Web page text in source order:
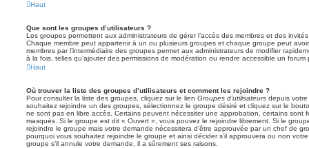
Haut
Que sont les groupes d’utilisateurs ?
Les groupes permettent aux administrateurs de gérer l’accès des membres et des
Chaque membre peut appartenir à un ou plusieurs groupes et chaque groupe peut
membres par l’intermédiaire des groupes permet aux administrateurs de modifier
à la fois, telles qu’ajouter des permissions de modération ou rendre accessible un forum
Haut
Où trouver la liste des groupes d’utilisateurs et comment les rejoindre ?
Pour consulter la liste des groupes, cliquez sur le lien Groupes d’utilisateurs depuis votre
souhaitez rejoindre un des groupes, sélectionnez le groupe désiré et cliquez sur le
ne sont pas en libre accès. Certains peuvent nécessiter une approbation, certains sont
masqués. Si le groupe est dit « Ouvert », vous pouvez le rejoindre librement. Si le
rejoindre le groupe mais votre demande nécessitera d’être approuvée par un chef de
pourquoi vous souhaitez rejoindre le groupe et ainsi décider s’il approuvera ou non
groupe s’il annule votre demande, il a sûrement ses raisons.